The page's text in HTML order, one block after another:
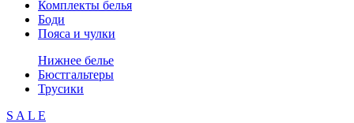
Комплекты белья
Боди
Пояса и чулки
Нижнее белье
Бюстгальтеры
Трусики
S A L E